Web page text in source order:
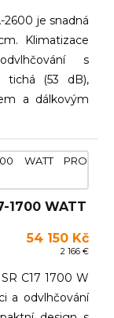
je snadná
Klimatizace
s
tichá (53 dB),
a dálkovým
1700 WATT
54 150 Kč
2 166 €
C17 1700 W
a odvlhčování